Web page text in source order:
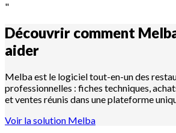
"
Découvrir comment
aider
Melba est le logiciel tout-en-un des
professionnelles : fiches techniques,
et ventes réunis dans une plateforme
Voir la solution Melba